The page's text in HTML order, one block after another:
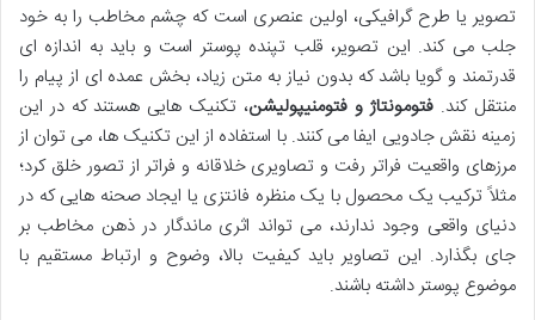
تصویر یا طرح گرافیکی، اولین عنصری است که چشم مخاطب را به خود
جلب می کند. این تصویر، قلب تپنده پوستر است و باید به اندازه ای
قدرتمند و گویا باشد که بدون نیاز به متن زیاد، بخش عمده ای از پیام را
منتقل کند. فتومونتاژ و فتومنیپولیشن، تکنیک هایی هستند که در این
زمینه نقش جادویی ایفا می کنند. با استفاده از این تکنیک ها، می توان از
مرزهای واقعیت فراتر رفت و تصاویری خلاقانه و فراتر از تصور خلق کرد؛
مثلاً ترکیب یک محصول با یک منظره فانتزی یا ایجاد صحنه هایی که در
دنیای واقعی وجود ندارند، می تواند اثری ماندگار در ذهن مخاطب بر
جای بگذارد. این تصاویر باید کیفیت بالا، وضوح و ارتباط مستقیم با
موضوع پوستر داشته باشند.